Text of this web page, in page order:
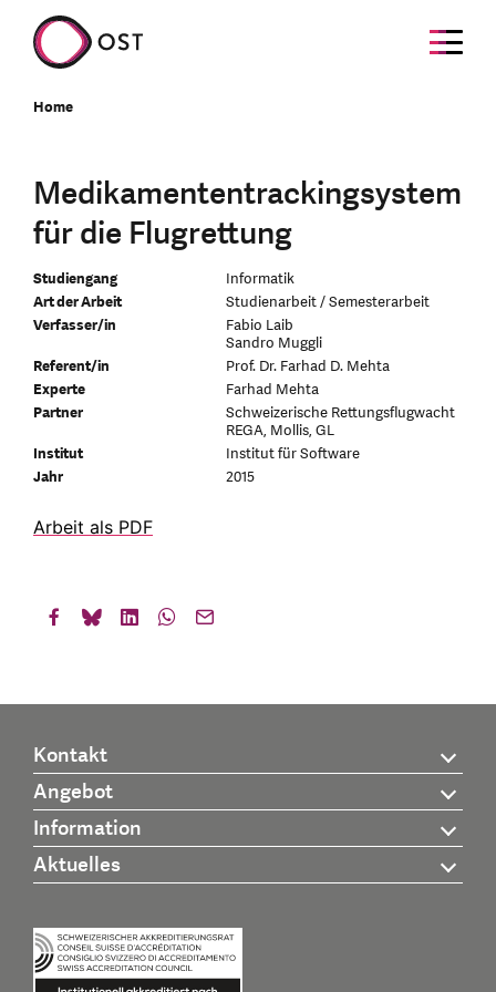
Home
Medikamententrackingsystem
für die Flugrettung
Studiengang
Informatik
Art der Arbeit
Studienarbeit / Semesterarbeit
Verfasser/in
Fabio Laib
Sandro Muggli
Referent/in
Prof. Dr. Farhad D. Mehta
Experte
Farhad Mehta
Partner
Schweizerische Rettungsflugwacht
REGA, Mollis, GL
Institut
Institut für Software
Jahr
2015
Arbeit als PDF
Kontakt
Angebot
Information
Aktuelles